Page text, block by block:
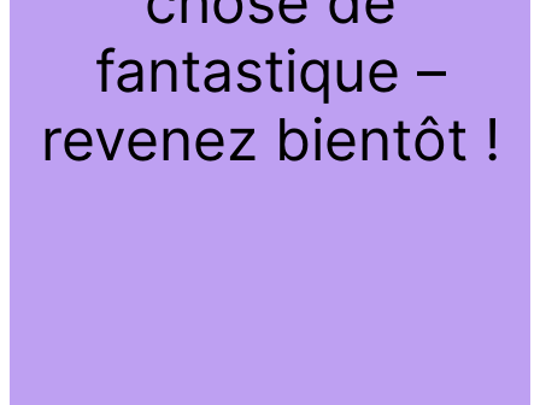
fantastique –
revenez bientôt !